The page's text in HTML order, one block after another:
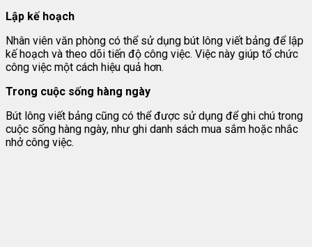
Lập kế hoạch
Nhân viên văn phòng có thể sử dụng bút lông viết bảng để lập
kế hoạch và theo dõi tiến độ công việc. Việc này giúp tổ chức
công việc một cách hiệu quả hơn.
Trong cuộc sống hàng ngày
Bút lông viết bảng cũng có thể được sử dụng để ghi chú trong
cuộc sống hàng ngày, như ghi danh sách mua sắm hoặc nhắc
nhở công việc.